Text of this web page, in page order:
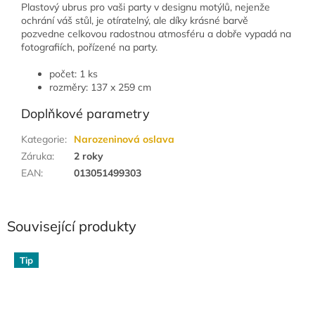
Související produkty
Tip
Plastový ubrus pro vaši party v designu motýlů, nejenže
ochrání váš stůl, je otíratelný, ale díky krásné barvě
pozvedne celkovou radostnou atmosféru a dobře vypadá na
fotografiích, pořízené na party.
počet: 1 ks
rozměry: 137 x 259 cm
Doplňkové parametry
Kategorie:
Narozeninová oslava
Záruka:
2 roky
EAN: 013051499303